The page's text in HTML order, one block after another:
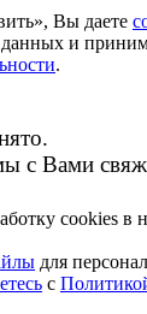
Вы даете
и
.
с Вами
cookies в
для
с